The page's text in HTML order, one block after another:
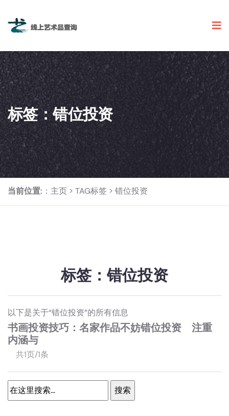
标签：错位投资
当前位置: ： 主页 > TAG标签 > 错位投资
标签：错位投资
以下是关于“错位投资”的所有信息
书画投资技巧：名家作品不妨错位投资 注重
内涵与
共1页/1条